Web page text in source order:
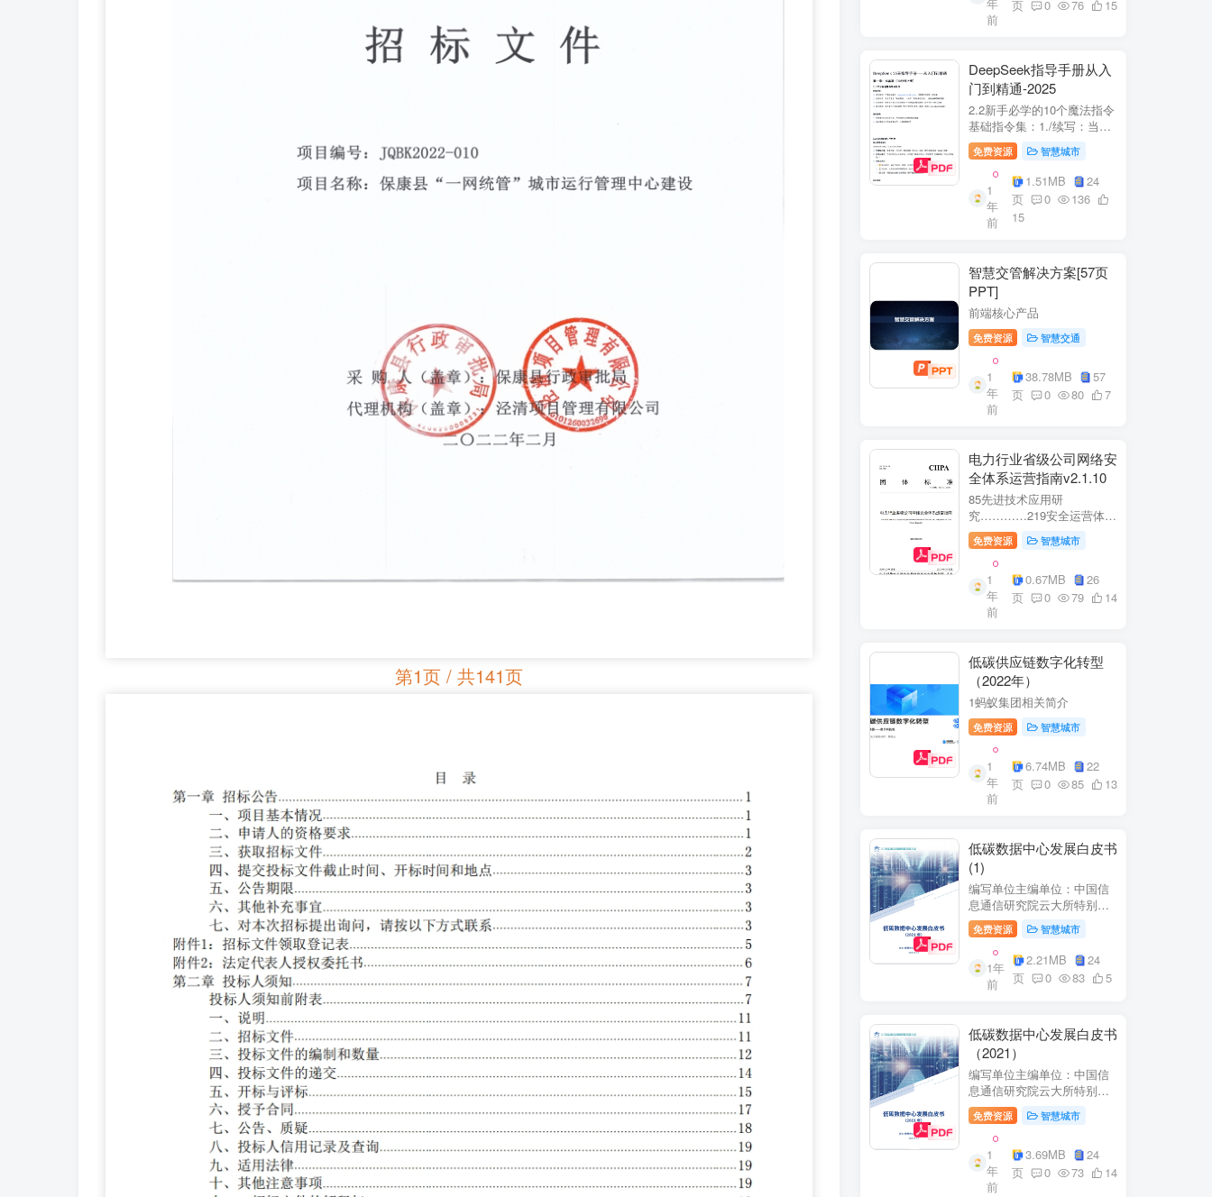
第1页 / 共141页
+医疗企业案例分析5中国互
联网+医疗...
年
前
页 0 76 15
DeepSeek指导手册从入
门到精通-2025
2.2新手必学的10个魔法指令
基础指令集：1./续写：当回
答中断时自动继续生成2./简
化：将复杂内容转换成大白
话3./示例：要求展示实际案
例（特别是写代码时）4./步
骤：让AI分步骤指导操作流
程5./检...
免费资源 智慧城市
1
年
前
1.51MB
24
页
0
136
15
智慧交管解决方案[57页
PPT]
前端核心产品
免费资源 智慧交通
1
年
前
38.78MB
57
页
0 80 7
电力行业省级公司网络安
全体系运营指南v2.1.10
85先进技术应用研
究…………219安全运营体
系……2291网络安全运
营..2292业务安全运
营.......249.3网络与业务安全
联动.·26
免费资源 智慧城市
1
年
前
0.67MB
26
页
0 79 14
低碳供应链数字化转型
（2022年）
1蚂蚁集团相关简介
免费资源 智慧城市
1
年
前
6.74MB
22
页
0 85 13
低碳数据中心发展白皮书
(1)
编写单位主编单位：中国信
息通信研究院云大所特别鸣
谢：百度、阿里巴巴、腾
讯、中金数据、秦淮数据、
万国数据、河北省凤凰谷零
碳发展研究院、绿色和平等
单位的大力支持。
免费资源 智慧城市
1年
前
2.21MB
24
页
0 83 5
低碳数据中心发展白皮书
（2021）
编写单位主编单位：中国信
息通信研究院云大所特别鸣
谢：百度、阿里巴巴、腾
讯、中金数据、秦准数据、
万国数据、河北省凤凰谷零
碳发展研究院、绿色和平等
单位的大力支持。
免费资源 智慧城市
1
年
前
3.69MB
24
页
0 73 14